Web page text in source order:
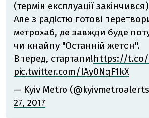
(термін експлуації
Але з радістю готові
метрохаб, де завжди буде
чи кнайпу "Останній жетон".
Вперед, стартапи!https://t.co/
pic.twitter.com/lAy0NqF1kX
— Kyiv Metro
27, 2017